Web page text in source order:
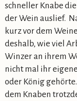
schneller Knabe
der Wein auslief.
kurz vor dem
deshalb, wie viel
Winzer an ihrem
nicht mal ihr
oder König
dem Knaben